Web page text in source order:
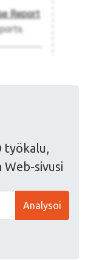
työkalu,
Web-sivusi
Analysoi